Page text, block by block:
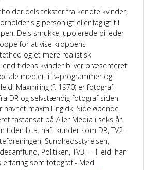
dels tekster fra kendte kvinder,
sig personligt eller fagligt til
Dels smukke, upolerede billeder
for at vise kroppens
og et mere realistisk
end tidens kvinder bliver præsenteret
medier, i tv-programmer og
Maxmiling (f. 1970) er fotograf
DR og selvstændig fotograf siden
navnet maxmilling.dk. Sideløbende
fastansat på Aller Media i seks år.
tiden bl.a. haft kunder som DR, TV2-
Sundhedsstyrelsen,
Politiken, TV3. – Heidi har
erfaring som fotograf.- Med